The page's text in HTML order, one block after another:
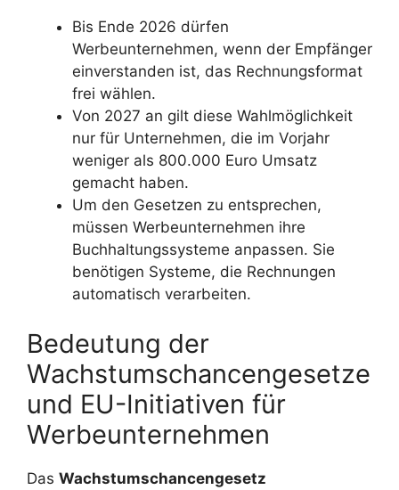
Bis Ende 2026 dürfen
Werbeunternehmen, wenn der Empfänger
einverstanden ist, das Rechnungsformat
frei wählen.
Von 2027 an gilt diese Wahlmöglichkeit
nur für Unternehmen, die im Vorjahr
weniger als 800.000 Euro Umsatz
gemacht haben.
Um den Gesetzen zu entsprechen,
müssen Werbeunternehmen ihre
Buchhaltungssysteme anpassen. Sie
benötigen Systeme, die Rechnungen
automatisch verarbeiten.
Bedeutung der
Wachstumschancengesetze
und EU-Initiativen für
Werbeunternehmen
Das Wachstumschancengesetz